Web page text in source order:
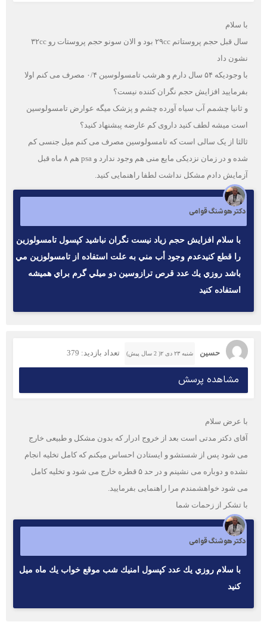
با سلام
سال قبل حجم پروستاتم ۲۹cc بود و الان سونو حجم پروستات رو ۳۲cc
نشون داد
با وجودیکه ۵۴ سال دارم و هرشب تامسولوسین ۰/۴ مصرف می کنم اولا
بفرمایید افزایش حجم نگران کننده نیست؟
و ثانیا چشمم آب سیاه آورده چشم و پزشک میگه عوارض تامسولوسین
است میشه لطف کنید داروی کم عارضه پبشنهاد کنید؟
ثالثا از یک سالی است که تامسولوسین مصرف می کنم میل جنسی کم
شده و در زمان نزدیکی مایع منی هم وجود ندارد و psa هم ۸ ماه قبل
آزمایش دادم مشکل نداشت لطفا راهنمایی کنید.
دکتر هوشنگ قوامی
با سلام افزايش حجم زياد نيست نگران نباشيد كپسول تامسولوزين
را قطع كنيدعدم وجود أب مني به علت استفاده از تامسولوزين مي
باشد روزي يك عدد قرص ترازوسين دو ميلي گرم براي هميشه
استفاده كنيد
حسین شنبه ۲۳ دی ۲( 2 سال پیش) تعداد بازدید: 379
مشاهده پرسش
با عرض سلام
آقای دکتر مدتی است بعد از خروج ادرار که بدون مشکل و طبیعی خارج
می شود پس از شستشو و ایستادن احساس میکنم که کامل تخلیه انجام
نشده و دوباره می نشینم و در حد ۵ قطره خارج می شود و تخلیه کامل
می شود خواهشمندم مرا راهنمایی بفرمایید.
با تشکر از زحمات شما
دکتر هوشنگ قوامی
با سلام روزي يك عدد كپسول امنيك شب موقع خواب يك ماه ميل
كنيد